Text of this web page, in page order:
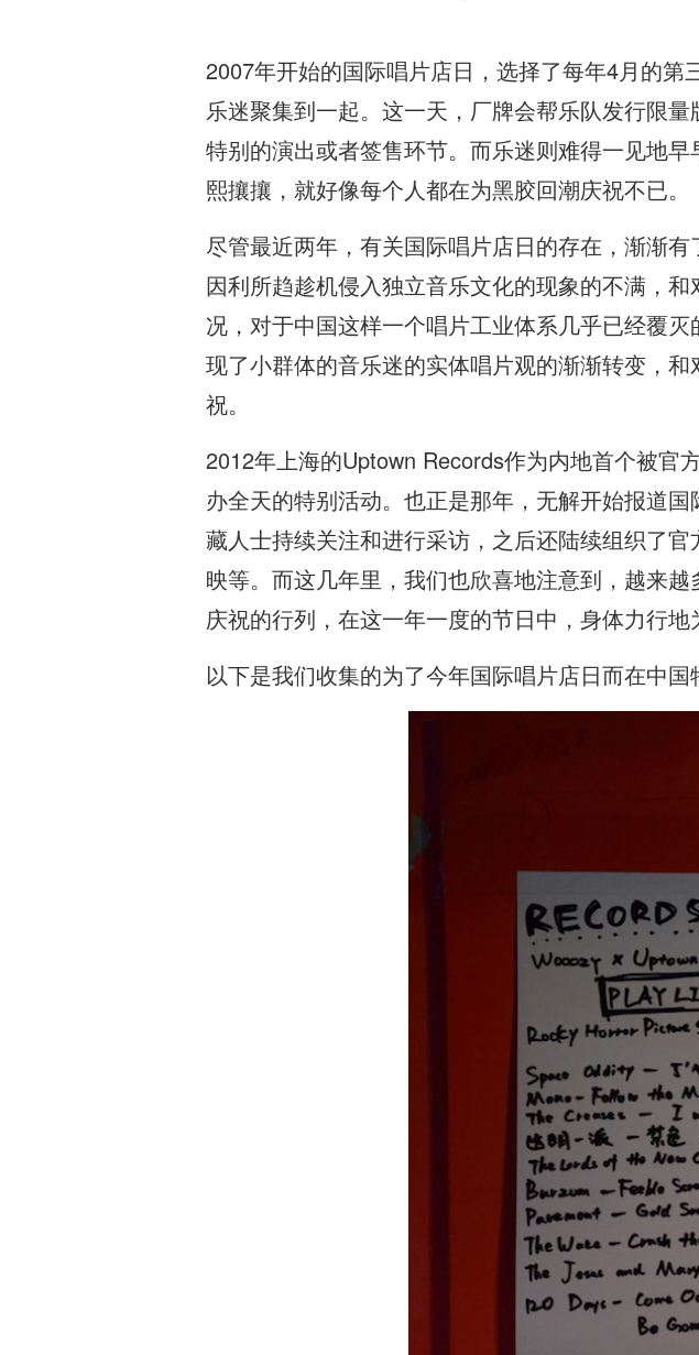
2007年开始的国际唱片店日，选择了每年4月的
乐迷聚集到一起。这一天，厂牌会帮乐队发行限
特别的演出或者签售环节。而乐迷则难得一见地
熙攘攘，就好像每个人都在为黑胶回潮庆祝不已。
尽管最近两年，有关国际唱片店日的存在，渐渐
因利所趋趁机侵入独立音乐文化的现象的不满，
况，对于中国这样一个唱片工业体系几乎已经覆
现了小群体的音乐迷的实体唱片观的渐渐转变，
祝。
2012年上海的Uptown Records作为内地首个被官
办全天的特别活动。也正是那年，无解开始报道
藏人士持续关注和进行采访，之后还陆续组织了
映等。而这几年里，我们也欣喜地注意到，越来
庆祝的行列，在这一年一度的节日中，身体力行地
以下是我们收集的为了今年国际唱片店日而在中